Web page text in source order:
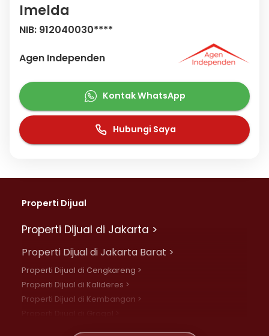
Imelda
NIB: 912040030****
Agen Independen
Kontak WhatsApp
Hubungi Saya
Properti Dijual
Properti Dijual di Jakarta >
Properti Dijual di Jakarta Barat >
Properti Dijual di Cengkareng >
Properti Dijual di Kalideres >
Properti Dijual di Kembangan >